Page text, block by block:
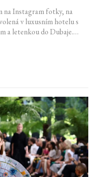
na Instagram fotky, na
v luxusním hotelu s
a letenkou do Dubaje.
na Šumavu.